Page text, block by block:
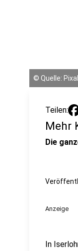
© Quelle:
Teilen:
Mehr
Die
Anzeige
In